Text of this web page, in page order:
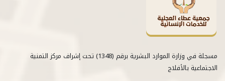
مسجلة في وزارة الموارد البشرية برقم (1348) تحت إشراف مركز التمنية
الاجتماعية بالأفلاج